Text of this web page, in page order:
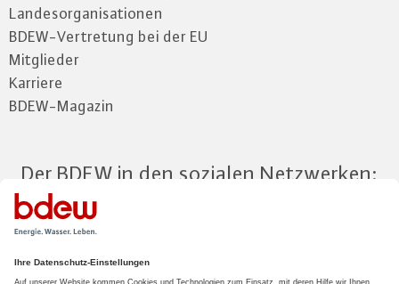
Landesorganisationen
BDEW-Vertretung bei der EU
Mitglieder
Karriere
BDEW-Magazin
Der BDEW in den sozialen Netzwerken:
Zum Mitgliederbereich